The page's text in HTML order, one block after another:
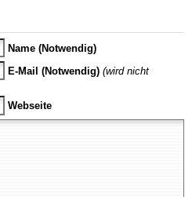
Name (Notwendig)
E-Mail (Notwendig) (wird nicht
Webseite